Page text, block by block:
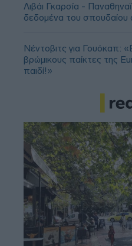
Λιβάι Γκαρσία -
δεδομένα του σπουδαίου
Νέντοβιτς για Γουόκαπ:
βρώμικους παίκτες της
παιδί!»